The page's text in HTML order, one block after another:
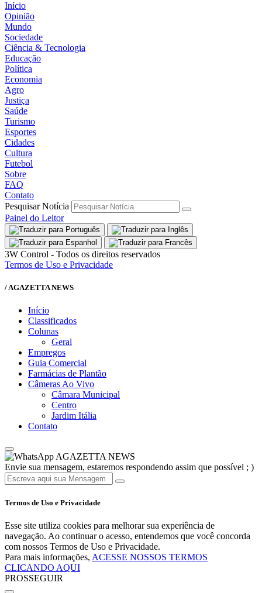
Início
Opinião
Mundo
Sociedade
Ciência & Tecnologia
Educação
Política
Economia
Agro
Justiça
Saúde
Turismo
Esportes
Cidades
Cultura
Futebol
Sobre
FAQ
Contato
Pesquisar Notícia
Painel do Leitor
3W Control - Todos os direitos reservados
Termos de Uso e Privacidade
/ AGAZETTA NEWS
Início
Classificados
Colunas
Geral
Empregos
Guia Comercial
Farmácias de Plantão
Câmeras Ao Vivo
Câmara Municipal
Centro
Jardim Itália
Contato
AGAZETTA NEWS
Envie sua mensagem, estaremos respondendo assim que possível ; )
Termos de Uso e Privacidade
Esse site utiliza cookies para melhorar sua experiência de
navegação. Ao continuar o acesso, entendemos que você concorda
com nossos Termos de Uso e Privacidade.
Para mais informações, ACESSE NOSSOS TERMOS
CLICANDO AQUI
PROSSEGUIR